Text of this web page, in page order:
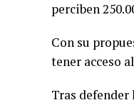
perciben
Con su
tener acceso
Tras